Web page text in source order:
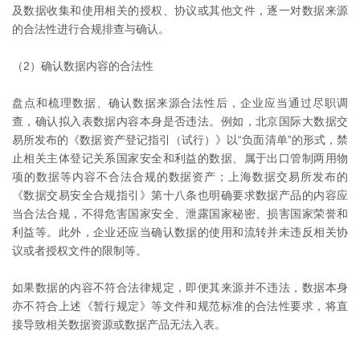
及数据收集和使用相关的授权、协议或其他文件，逐一对数据来源
的合法性进行合规排查与确认。
（2）确认数据内容的合法性
盘点和梳理数据、确认数据来源合法性后，企业应当通过尽职调
查，确认拟入表数据内容本身是否违法。例如，北京国际大数据交
易所发布的《数据资产登记指引（试行）》以“负面清单”的形式，禁
止相关主体登记关系国家安全和利益的数据、属于出口管制两用物
项的数据等内容不合法合规的数据资产；上海数据交易所发布的
《数据交易安全合规指引》第十八条也明确要求数据产品的内容应
当合法合规，不得危害国家安全、泄露国家秘密、损害国家荣誉和
利益等。此外，企业还应当确认数据的使用和流转并未违反相关协
议或者授权文件的限制等。
如果数据的内容不符合法律规定，即便其来源并不违法，数据本身
亦不符合上述《暂行规定》等文件和规范标准的合法性要求，将直
接导致相关数据资源或数据产品无法入表。